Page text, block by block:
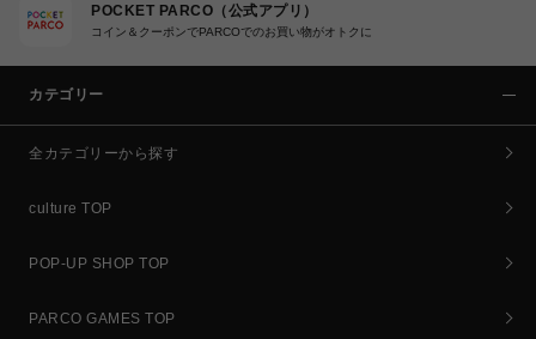
POCKET PARCO（公式アプリ）
コイン＆クーポンでPARCOでのお買い物がオトクに
カテゴリー
全カテゴリーから探す
culture TOP
POP-UP SHOP TOP
PARCO GAMES TOP